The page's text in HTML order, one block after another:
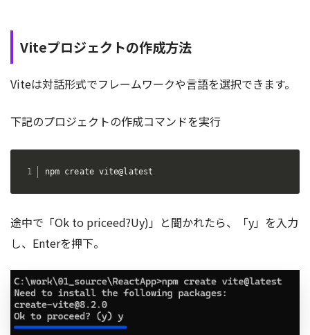
Viteプロジェクトの作成方法
Viteは対話形式でフレームワークや言語を選択できます。
下記のプロジェクトの作成コマンドを実行
npm create vite@latest
途中で「Ok to priceed?Uy)」と聞かれたら、「y」を入力
し、Enterを押下。